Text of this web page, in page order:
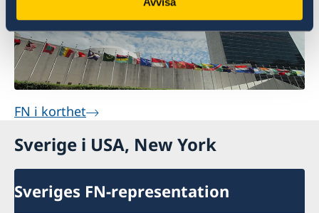
FN i korthet
Sverige i USA, New York
Sveriges FN-representation